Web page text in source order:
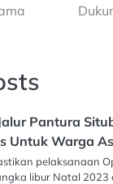
Pantura
Untuk Warga
pelaksanaan
libur Natal 2023